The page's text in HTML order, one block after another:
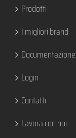
Prodotti
I migliori brand
Login
Contatti
Lavora con noi